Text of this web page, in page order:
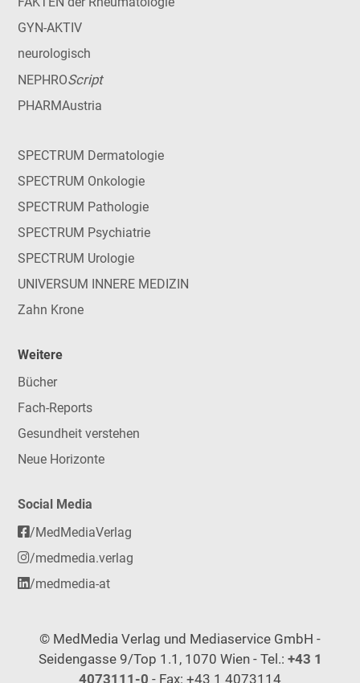
GYN-AKTIV
neurologisch
NEPHROScript
PHARMAustria
SPECTRUM Dermatologie
SPECTRUM Onkologie
SPECTRUM Pathologie
SPECTRUM Psychiatrie
SPECTRUM Urologie
UNIVERSUM INNERE MEDIZIN
Zahn Krone
Weitere
Bücher
Fach-Reports
Gesundheit verstehen
Neue Horizonte
Social Media
/MedMediaVerlag
/medmedia.verlag
/medmedia-at
© MedMedia Verlag und Mediaservice GmbH -
Seidengasse 9/Top 1.1, 1070 Wien - Tel.: +43 1
4073111-0 - Fax: +43 1 4073114